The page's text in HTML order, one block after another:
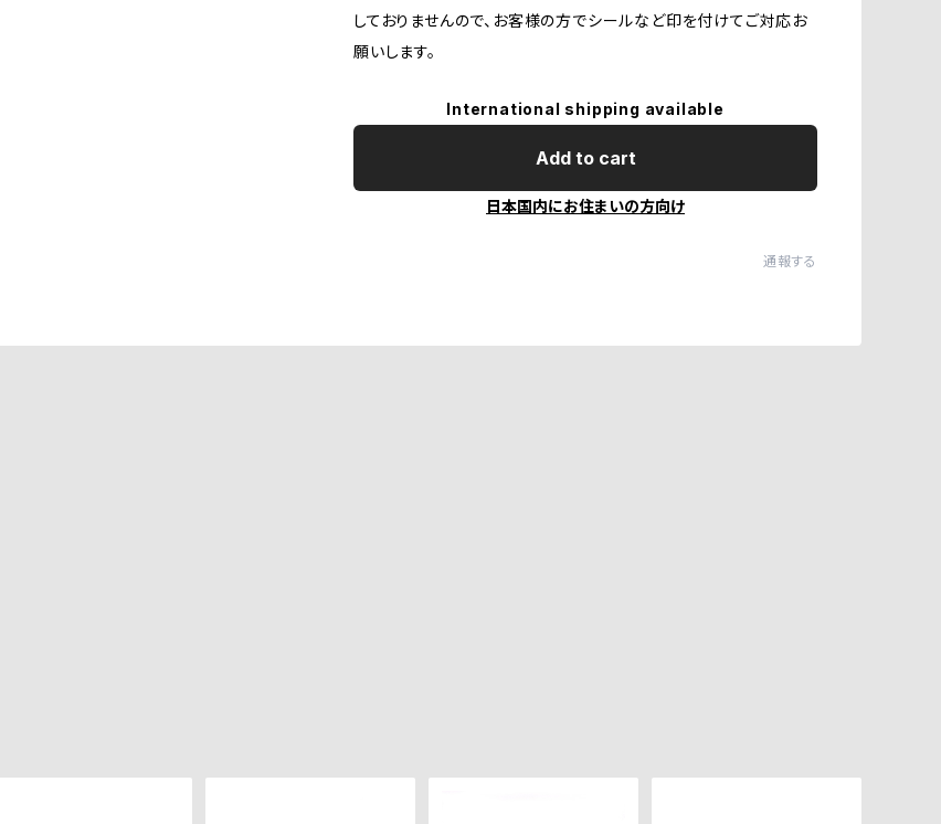
しておりませんので、お客様の方でシールなど印を付けてご対応お
願いします。
International shipping available
Add to cart
日本国内にお住まいの方向け
通報する